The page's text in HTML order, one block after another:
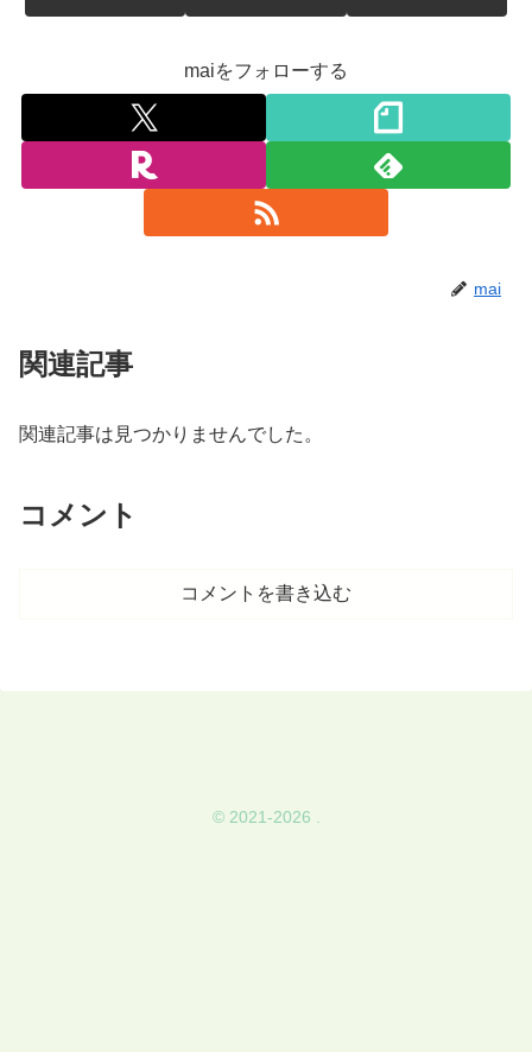
maiをフォローする
mai
関連記事
関連記事は見つかりませんでした。
コメント
コメントを書き込む
© 2021-2026 .